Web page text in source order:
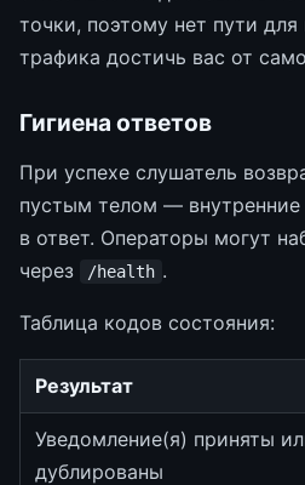
точки, поэтому нет пути
трафика достичь вас от
Гигиена ответов
При успехе слушатель
пустым телом — внутренние
в ответ. Операторы могут
через
/health .
Таблица кодов состояния:
Результат
Уведомление(я) приняты
дублированы